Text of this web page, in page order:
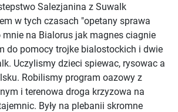
Salezjanina z Suwalk
w tych czasach "opetany sprawa
mnie na Bialorus jak magnes ciagnie
do pomocy trojke bialostockich i dwie
Uczylismy dzieci spiewac, rysowac a
Robilismy program oazowy z
i terenowa droga krzyzowa na
Były na plebanii skromne